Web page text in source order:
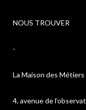
NOUS TROUVER
-
La Maison des Métiers
4, avenue de